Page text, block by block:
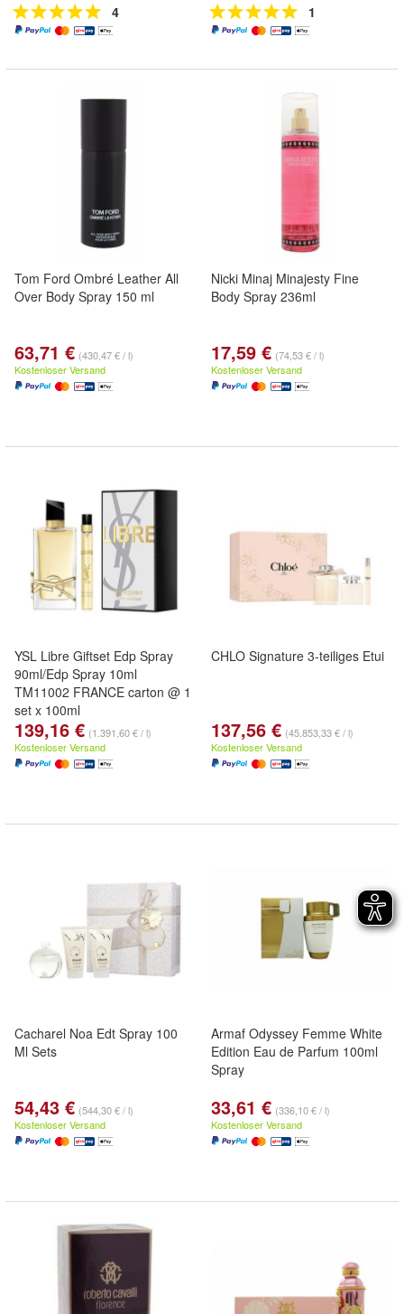
4 1
Tom Ford Ombré Leather All
Over Body Spray 150 ml
63,71 € (430,47 € / l)
Kostenloser Versand
Nicki Minaj Minajesty Fine
Body Spray 236ml
17,59 € (74,53 € / l)
Kostenloser Versand
YSL Libre Giftset Edp Spray
90ml/Edp Spray 10ml
TM11002 FRANCE carton @ 1
set x 100ml
139,16 € (1.391,60 € / l)
Kostenloser Versand
CHLO Signature 3-teiliges Etui
137,56 € (45.853,33 € / l)
Kostenloser Versand
Cacharel Noa Edt Spray 100
Ml Sets
54,43 € (544,30 € / l)
Kostenloser Versand
Armaf Odyssey Femme White
Edition Eau de Parfum 100ml
Spray
33,61 € (336,10 € / l)
Kostenloser Versand